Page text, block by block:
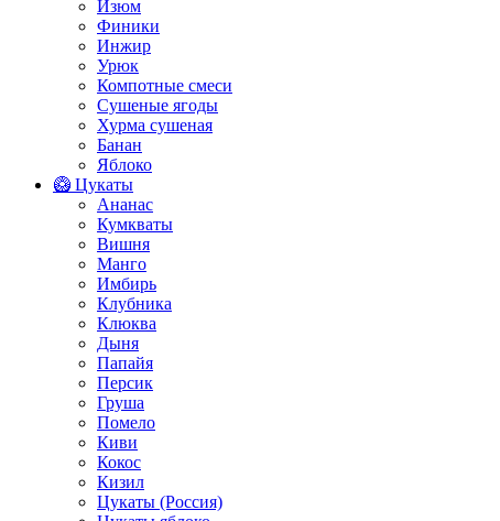
Изюм
Финики
Инжир
Урюк
Компотные смеси
Сушеные ягоды
Хурма сушеная
Банан
Яблоко
🥝 Цукаты
Ананас
Кумкваты
Вишня
Манго
Имбирь
Клубника
Клюква
Дыня
Папайя
Персик
Груша
Помело
Киви
Кокос
Кизил
Цукаты (Россия)